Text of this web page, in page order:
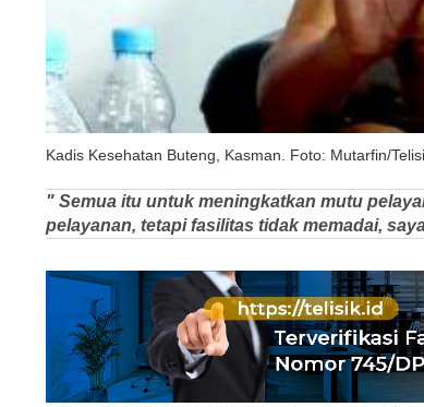
Kadis Kesehatan Buteng, Kasman. Foto: Mutarfin/
" Semua itu untuk meningkatkan mutu
pelayanan, tetapi fasilitas tidak memadai,